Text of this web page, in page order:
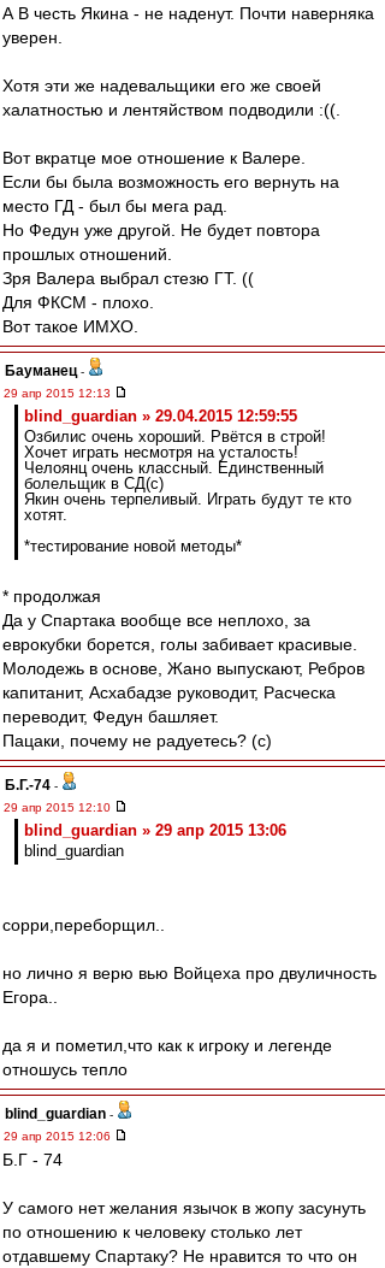
А В честь Якина - не наденут. Почти наверняка
уверен.
Хотя эти же надевальщики его же своей
халатностью и лентяйством подводили :((.
Вот вкратце мое отношение к Валере.
Если бы была возможность его вернуть на
место ГД - был бы мега рад.
Но Федун уже другой. Не будет повтора
прошлых отношений.
Зря Валера выбрал стезю ГТ. ((
Для ФКСМ - плохо.
Вот такое ИМХО.
Бауманец -
29 апр 2015 12:13
blind_guardian » 29.04.2015 12:59:55
Озбилис очень хороший. Рвётся в строй!
Хочет играть несмотря на усталость!
Челоянц очень классный. Единственный
болельщик в СД(с)
Якин очень терпеливый. Играть будут те кто
хотят.
*тестирование новой методы*
* продолжая
Да у Спартака вообще все неплохо, за
еврокубки борется, голы забивает красивые.
Молодежь в основе, Жано выпускают, Ребров
капитанит, Асхабадзе руководит, Расческа
переводит, Федун башляет.
Пацаки, почему не радуетесь? (с)
Б.Г.-74 -
29 апр 2015 12:10
blind_guardian » 29 апр 2015 13:06
blind_guardian
сорри,переборщил..
но лично я верю вью Войцеха про двуличность
Егора..
да я и пометил,что как к игроку и легенде
отношусь тепло
blind_guardian -
29 апр 2015 12:06
Б.Г - 74
У самого нет желания язычок в жопу засунуть
по отношению к человеку столько лет
отдавшему Спартаку? Не нравится то что он